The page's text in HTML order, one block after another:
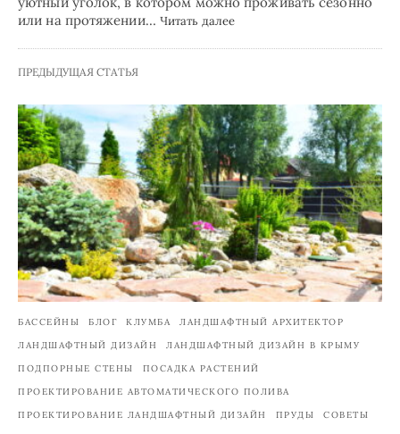
или на протяжении… Читать далее
ПРЕДЫДУЩАЯ СТАТЬЯ
БАССЕЙНЫ БЛОГ КЛУМБА
ЛАНДШАФТНЫЙ АРХИТЕКТОР
ЛАНДШАФТНЫЙ ДИЗАЙН
ЛАНДШАФТНЫЙ ДИЗАЙН В КРЫМУ
ПОДПОРНЫЕ СТЕНЫ
ПОСАДКА РАСТЕНИЙ
ПРОЕКТИРОВАНИЕ АВТОМАТИЧЕСКОГО ПОЛИВА
ПРОЕКТИРОВАНИЕ ЛАНДШАФТНЫЙ ДИЗАЙН
ПРУДЫ СОВЕТЫ